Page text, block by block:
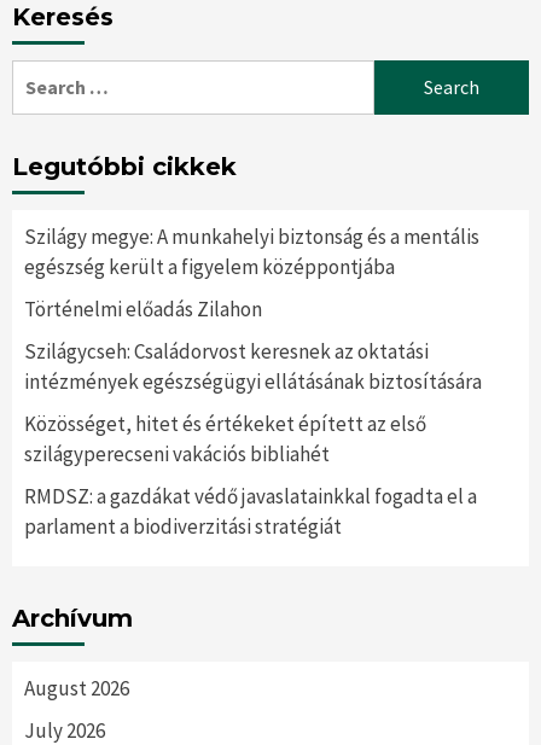
Keresés
for:
Legutóbbi cikkek
Szilágy megye: A munkahelyi biztonság és a mentális
egészség került a figyelem középpontjába
Történelmi előadás Zilahon
Szilágycseh: Családorvost keresnek az oktatási
intézmények egészségügyi ellátásának biztosítására
Közösséget, hitet és értékeket épített az első
szilágyperecseni vakációs bibliahét
RMDSZ: a gazdákat védő javaslatainkkal fogadta el a
parlament a biodiverzitási stratégiát
Archívum
August 2026
July 2026